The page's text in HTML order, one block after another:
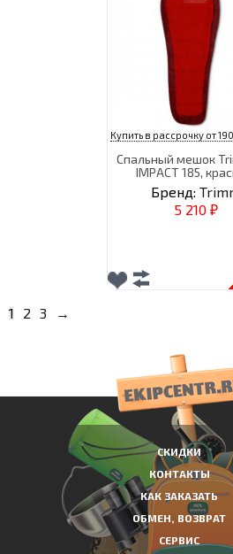
Купить в рассрочку от
Спальный мешок
IMPACT 185,
Бренд:
5 210 ₽
1 2 3 →
СКИДКИ
КОНТАКТЫ
КАК ЗАКАЗАТЬ
ОБМЕН, ВОЗВРАТ
СЕРВИС